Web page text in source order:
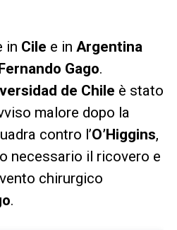
in Cile e in Argentina
Fernando Gago.
de Chile è stato
malore dopo la
contro l’O’Higgins,
necessario il ricovero e
chirurgico
.